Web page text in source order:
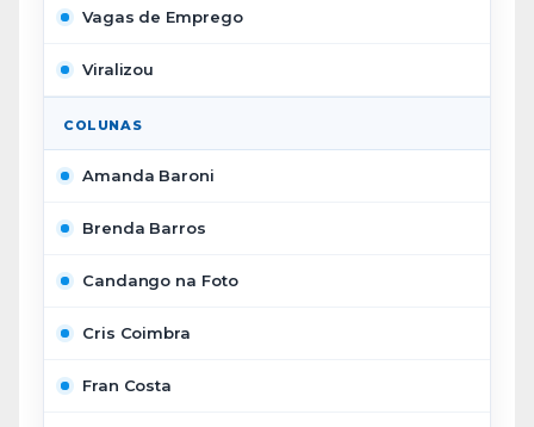
Vagas de Emprego
Viralizou
COLUNAS
Amanda Baroni
Brenda Barros
Candango na Foto
Cris Coimbra
Fran Costa